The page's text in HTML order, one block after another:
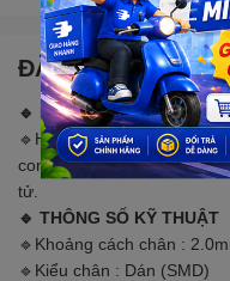
ĐẶC ĐIỂM NỔI
🔹 MÔ TẢ SẢN PHẨM
🔹Hàng rào cái đơn dán
connector) là sản phẩm
tử.
🔹 THÔNG SỐ KỸ THUẬT
🔹Khoảng cách chân :
🔹Kiểu chân : Dán (SMD)